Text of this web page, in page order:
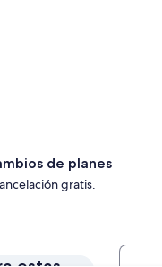
de planes
gratis.